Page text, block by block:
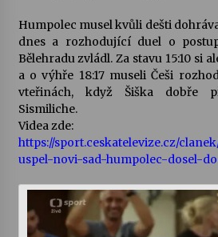
Letní koncerty ve
22. 7. 2026
17. 7. 2026
Ozvěny prázdnin
14. 7. 2026
Humpolec musel kvůli dešti
dnes a rozhodující duel o
Bělehradu zvládl. Za stavu 15:10 si
a o výhře 18:17 museli Češi
vteřinách, když Šiška dobře
Sismiliche.
Videa zde:
https://sport.ceskatelevize.cz/
uspel-novi-sad-humpolec-dosel-